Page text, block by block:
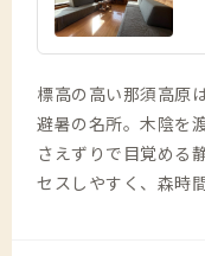
標高の高い那須高原
避暑の名所。木陰を
さえずりで目覚める
セスしやすく、森時